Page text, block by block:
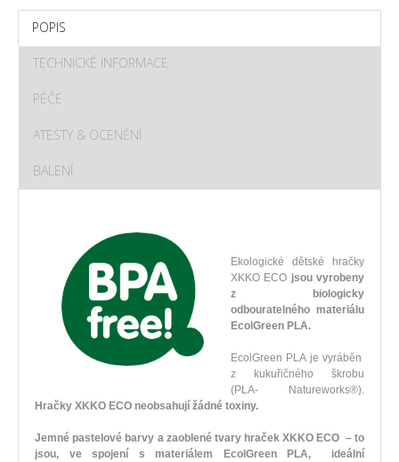
POPIS
TECHNICKÉ INFORMACE
PÉČE
ATESTY & OCENĚNÍ
BALENÍ
Ekologické dětské hračky
XKKO ECO jsou vyrobeny
z biologicky
odbouratelného materiálu
EcolGreen PLA.
EcolGreen PLA je vyráběn
z kukuřičného škrobu
(PLA- Natureworks®).
Hračky XKKO ECO neobsahují žádné toxiny.
Jemné pastelové barvy a zaoblené tvary hraček XKKO ECO – to
jsou, ve spojení s materiálem EcolGreen PLA, ideální